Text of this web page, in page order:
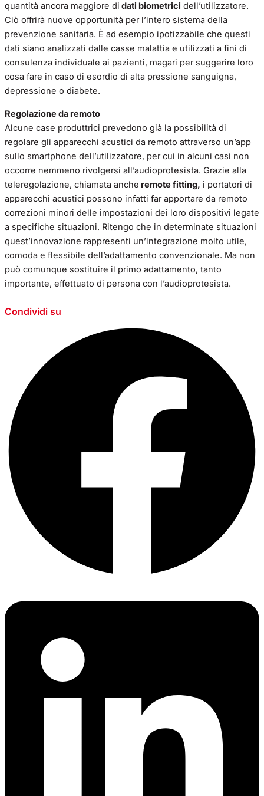
quantità ancora maggiore di dati biometrici dell’utilizzatore.
Ciò offrirà nuove opportunità per l’intero sistema della
prevenzione sanitaria. È ad esempio ipotizzabile che questi
dati siano analizzati dalle casse malattia e utilizzati a fini di
consulenza individuale ai pazienti, magari per suggerire loro
cosa fare in caso di esordio di alta pressione sanguigna,
depressione o diabete.
Regolazione da remoto
Alcune case produttrici prevedono già la possibilità di
regolare gli apparecchi acustici da remoto attraverso un’app
sullo smartphone dell’utilizzatore, per cui in alcuni casi non
occorre nemmeno rivolgersi all’audioprotesista. Grazie alla
teleregolazione, chiamata anche remote fitting, i portatori di
apparecchi acustici possono infatti far apportare da remoto
correzioni minori delle impostazioni dei loro dispositivi legate
a specifiche situazioni. Ritengo che in determinate situazioni
quest’innovazione rappresenti un’integrazione molto utile,
comoda e flessibile dell’adattamento convenzionale. Ma non
può comunque sostituire il primo adattamento, tanto
importante, effettuato di persona con l’audioprotesista.
Condividi su